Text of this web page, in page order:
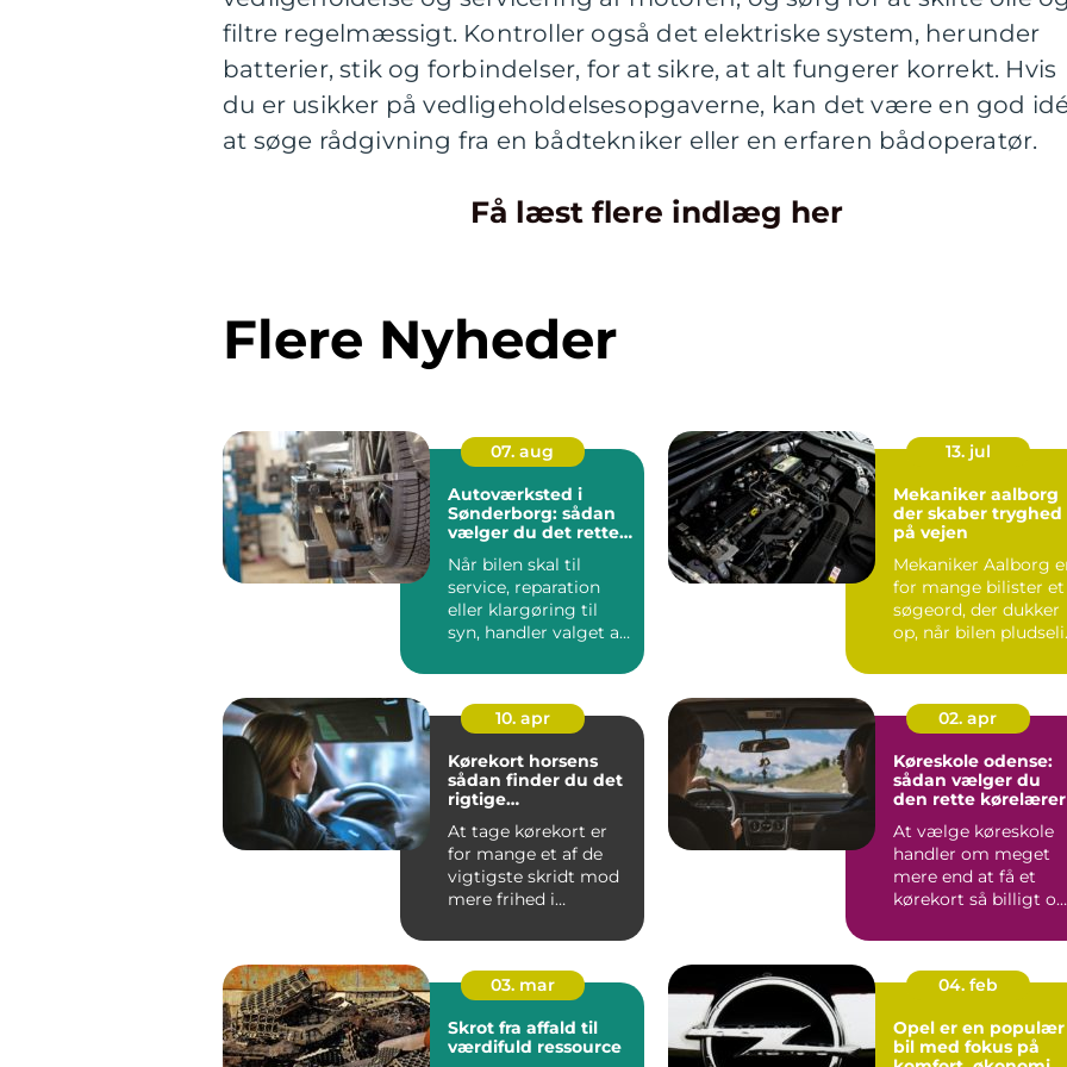
filtre regelmæssigt. Kontroller også det elektriske system, herunder
batterier, stik og forbindelser, for at sikre, at alt fungerer korrekt. Hvis
du er usikker på vedligeholdelsesopgaverne, kan det være en god
at søge rådgivning fra en bådtekniker eller en erfaren bådoperatør.
Få læst flere indlæg her
Flere Nyheder
07. aug
Autoværksted i
Sønderborg: sådan
vælger du det rette
Når bilen skal til
service, reparation
eller klargøring til
syn, handler valget af
13. jul
Mekaniker aalborg
der skaber tryghed
på vejen
Mekaniker Aalborg
for mange bilister et
søgeord, der dukker
op, når bilen
10. apr
Kørekort horsens
sådan finder du det
rigtige
At tage kørekort er
for mange et af de
vigtigste skridt mod
mere frihed i
søger ef...
02. apr
Køreskole odense:
sådan vælger du
den rette kørelærer
At vælge køreskole
handler om meget
mere end at få et
kørekort så billigt og
For...
03. mar
Skrot fra affald til
værdifuld ressource
04. feb
Opel er en populær
bil med fokus på